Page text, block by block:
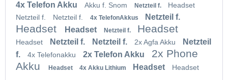
4x Telefon Akku Akku f. Snom Netzteil f.
Headset
Netzteil f.
Netzteil f. 4x TelefonAkkus Netzteil f.
Headset Headset Netzteil f. Headset
Headset Netzteil f. Netzteil f. 2x Agfa Akku
Netzteil
f.
4x Telefonakku 2x Telefon Akku
2x Phone
Akku
Headset 4x Akku Lithium Headset Headset